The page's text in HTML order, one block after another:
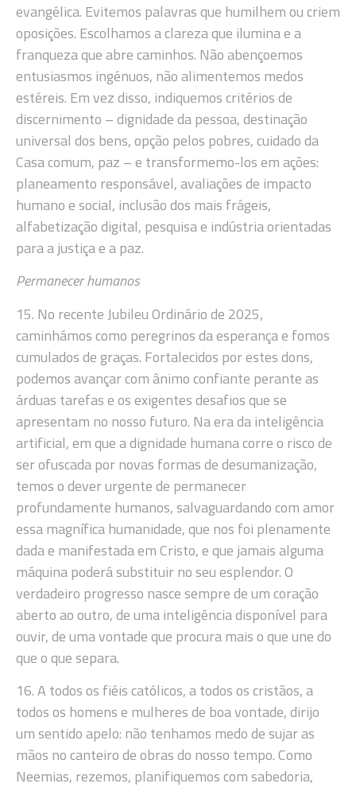
evangélica. Evitemos palavras que humilhem ou criem
oposições. Escolhamos a clareza que ilumina e a
franqueza que abre caminhos. Não abençoemos
entusiasmos ingénuos, não alimentemos medos
estéreis. Em vez disso, indiquemos critérios de
discernimento – dignidade da pessoa, destinação
universal dos bens, opção pelos pobres, cuidado da
Casa comum, paz – e transformemo-los em ações:
planeamento responsável, avaliações de impacto
humano e social, inclusão dos mais frágeis,
alfabetização digital, pesquisa e indústria orientadas
para a justiça e a paz.
Permanecer humanos
15. No recente Jubileu Ordinário de 2025,
caminhámos como peregrinos da esperança e fomos
cumulados de graças. Fortalecidos por estes dons,
podemos avançar com ânimo confiante perante as
árduas tarefas e os exigentes desafios que se
apresentam no nosso futuro. Na era da inteligência
artificial, em que a dignidade humana corre o risco de
ser ofuscada por novas formas de desumanização,
temos o dever urgente de permanecer
profundamente humanos, salvaguardando com amor
essa magnífica humanidade, que nos foi plenamente
dada e manifestada em Cristo, e que jamais alguma
máquina poderá substituir no seu esplendor. O
verdadeiro progresso nasce sempre de um coração
aberto ao outro, de uma inteligência disponível para
ouvir, de uma vontade que procura mais o que une do
que o que separa.
16. A todos os fiéis católicos, a todos os cristãos, a
todos os homens e mulheres de boa vontade, dirijo
um sentido apelo: não tenhamos medo de sujar as
mãos no canteiro de obras do nosso tempo. Como
Neemias, rezemos, planifiquemos com sabedoria,